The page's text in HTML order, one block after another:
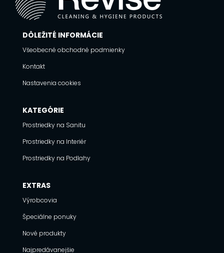
DÔLEŽITÉ INFORMÁCIE
Všeobecné obchodné podmienky
Kontakt
Nastavenia cookies
KATEGÓRIE
Prostriedky na Sanitu
Prostriedky na Interiér
Prostriedky na Podlahy
EXTRAS
Výrobcovia
Špeciálne ponuky
Nové produkty
Najpredávanejšie